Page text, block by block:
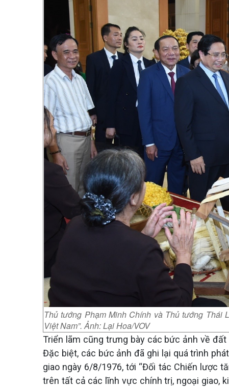
Thủ tướng Phạm Minh Chính và Thủ tướng Thái
Việt Nam”. Ảnh: Lại Hoa/VOV
Triển lãm cũng trưng bày các bức ảnh về
Đặc biệt, các bức ảnh đã ghi lại quá trình
giao ngày 6/8/1976, tới “Đối tác Chiến lược
trên tất cả các lĩnh vực chính trị, ngoại giao,